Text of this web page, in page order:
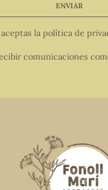
ENVIAR
la política de
comunicaciones